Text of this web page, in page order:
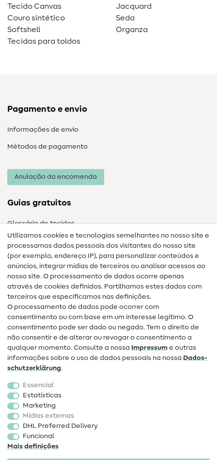
Tecido Canvas
Couro sintético
Softshell
Tecidos para toldos
Jacquard
Seda
Organza
Pagamento e envio
Informações de envio
Métodos de pagamento
Anulação da encomenda
Guias gratuitos
Glossário de tecidos
Guias de costura
Ajuda e contacto
Contacto
Mudança de proprietário
Perguntas frequentes (FAQ)
Direito de cancelamento
Popular
Tecidos
Acessórios de costura
Promoção
Utilizamos cookies e tecnologias semelhantes no nosso site e
processamos dados pessoais dos visitantes do nosso site
(por exemplo, endereço IP), para personalizar conteúdos e
anúncios, integrar mídias de terceiros ou analisar acessos ao
nosso site. O processamento de dados ocorre apenas
através de cookies definidos. Partilhamos estes dados com
terceiros que especificamos nas definições.
O processamento de dados pode ocorrer com
consentimento ou com base em um interesse legítimo. O
consentimento pode ser dado ou negado. Tem o direito de
não consentir e de alterar ou revogar o consentimento a
qualquer momento. Consulte a nossa Impressum e outras
informações sobre o uso de dados pessoais na nossa Dados­
schutz­erklärung.
Essencial
Estatísticas
Marketing
Mídias externas
DHL Preferred Delivery
Funcional
Mais definições